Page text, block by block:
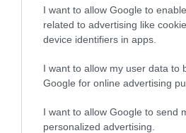
I want to allow Google to
related to advertising like
device identifiers in apps.
I want to allow my user data to
Google for online advertising
I want to allow Google to send
personalized advertising.
23.04.2025 | 15:48
κτίρια που έχουν υποστεί
στους πολίτες
Ο κυβερνήτης της
επίσημη προειδοποίηση για τον